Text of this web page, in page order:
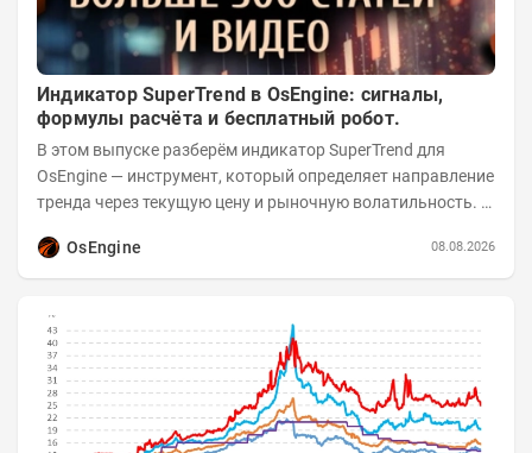
Индикатор SuperTrend в OsEngine: сигналы,
формулы расчёта и бесплатный робот.
В этом выпуске разберём индикатор SuperTrend для
OsEngine — инструмент, который определяет направление
тренда через текущую цену и рыночную волатильность. В
OsEngine
08.08.2026